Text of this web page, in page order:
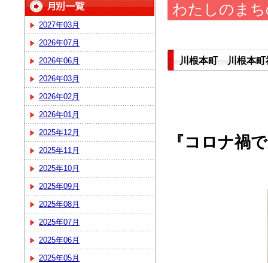
2027年03月
2026年07月
2026年06月
2026年03月
2026年02月
2026年01月
2025年12月
2025年11月
2025年10月
2025年09月
2025年08月
2025年07月
2025年06月
2025年05月
わたしのま
川根本町 川根本町
『コロナ禍